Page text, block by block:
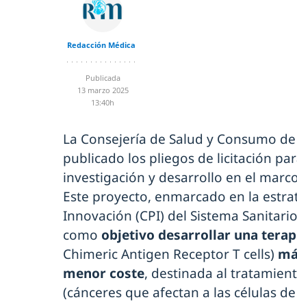
Redacción Médica
Publicada
13 marzo 2025
13:40h
La Consejería de Salud y Consumo
publicado los pliegos de licitación
investigación y desarrollo en el
Este proyecto, enmarcado en la
Innovación (CPI) del Sistema
como objetivo desarrollar una
Chimeric Antigen Receptor T cells)
menor coste, destinada al
(cánceres que afectan a las células